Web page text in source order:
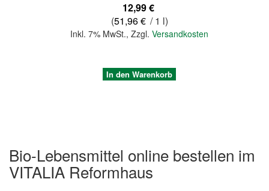
12,99 €
(51,96 € / 1 l)
Inkl. 7% MwSt.,Zzgl.Versandkosten
In den Warenkorb
Bio-Lebensmittel online bestellen im
VITALIA Reformhaus